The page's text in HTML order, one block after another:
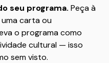
seu programa. Peça à
carta ou
o programa como
cultural — isso
sem visto.